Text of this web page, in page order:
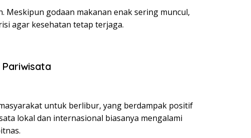
Meskipun godaan makanan enak sering muncul,
agar kesehatan tetap terjaga.
untuk berlibur, yang berdampak positif
lokal dan internasional biasanya mengalami